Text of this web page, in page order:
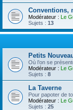
Conventions,
Modérateur : Le
Sujets : 13
Petits
Où l’on se
Modérateur : Le
Sujets : 8
La Taverne
Pour papoter de
Modérateur : Le
Sujets : 25